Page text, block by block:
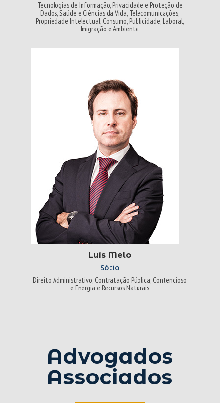
Tecnologias de Informação, Privacidade e Proteção de
Dados, Saúde e Ciências da Vida, Telecomunicações,
Propriedade Intelectual, Consumo, Publicidade, Laboral,
Imigração e Ambiente
Luís Melo
Sócio
Direito Administrativo, Contratação Pública, Contencioso
e Energia e Recursos Naturais
Advogados
Associados